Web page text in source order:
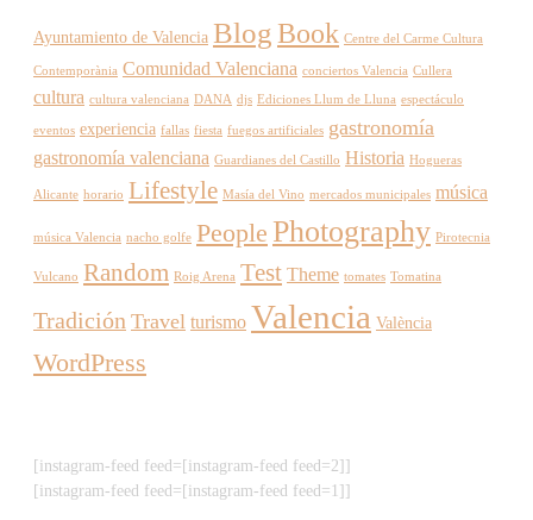
Ayuntamiento de Valencia BlogBook Centre del Carme Cultura
Contemporània Comunidad Valenciana conciertos Valencia Cullera
cultura cultura valenciana DANA djs Ediciones Llum de Lluna espectáculo
eventos experiencia fallas fiesta fuegos artificiales gastronomía
gastronomía valenciana Guardianes del Castillo Historia Hogueras
Alicante horario Lifestyle Masía del Vino mercados municipales música
música Valencia nacho golfe People Photography Pirotecnia
Vulcano Random Roig Arena Test Theme tomates Tomatina
Tradición Travel turismo Valencia València
WordPress
[instagram-feed feed=[instagram-feed feed=2]]
[instagram-feed feed=[instagram-feed feed=1]]